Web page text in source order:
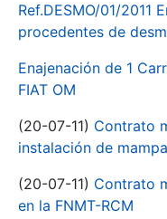
Ref.DESMO/01/2011
procedentes de
Enajenación de 1
FIAT OM
(20-07-11) Contrato
instalación de
(20-07-11) Contrato
en la FNMT-RCM